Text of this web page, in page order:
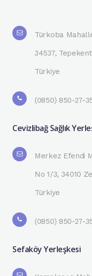
Türkoba
34537,
Türkiye
(0850) 850-27-
Cevizlibağ Sağlık
Merkez Efendi
No 1/3, 34010
Türkiye
(0850) 850-27-
Sefaköy Yerleşkesi